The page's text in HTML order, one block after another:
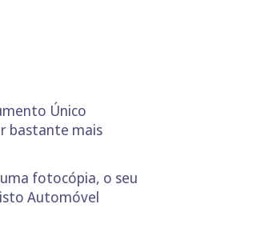
Único
bastante mais
fotocópia, o seu
Automóvel